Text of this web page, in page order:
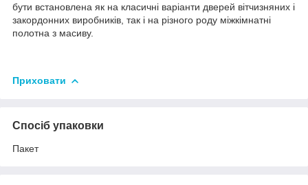
бути встановлена як на класичні варіанти дверей вітчизняних і
закордонних виробників, так і на різного роду міжкімнатні
полотна з масиву.
Приховати
Спосіб упаковки
Пакет